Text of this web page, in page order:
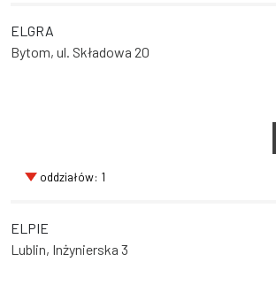
ELGRA
Bytom, ul. Składowa 20
oddziałów: 1
ELPIE
Lublin, Inżynierska 3